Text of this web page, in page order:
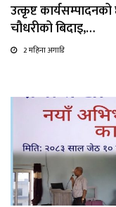
उत्कृष्ट
चौधरीको बिदाइ,…
2 महिना अगाडि